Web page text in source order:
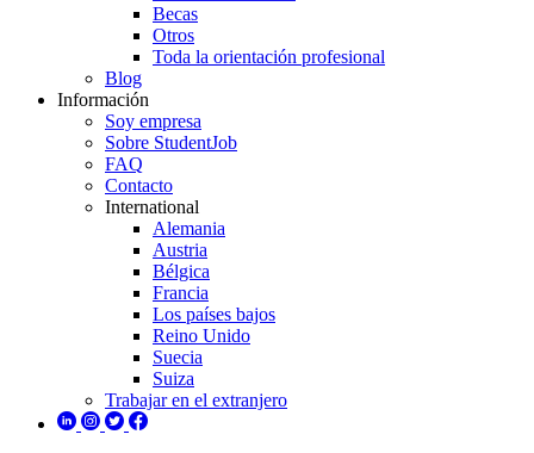
Becas
Otros
Toda la orientación profesional
Blog
Información
Soy empresa
Sobre StudentJob
FAQ
Contacto
International
Alemania
Austria
Bélgica
Francia
Los países bajos
Reino Unido
Suecia
Suiza
Trabajar en el extranjero